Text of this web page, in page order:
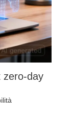
zero-day